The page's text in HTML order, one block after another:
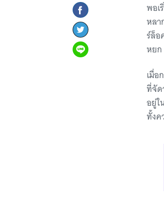
พอเ
หลา
ร์ล็อ
หยก
เมื่อ
ที่จัด
อยู่ใ
ทั้งค